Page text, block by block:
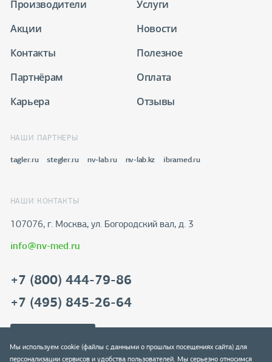
Производители
Услуги
Акции
Новости
Контакты
Полезное
Партнёрам
Оплата
Карьера
Отзывы
НАШИ ПАРТНЕРЫ
tagler.ru stegler.ru nv-lab.ru nv-lab.kz ibramed.ru
НАШИ КОНТАКТЫ
107076, г. Москва, ул. Богородский вал, д. 3
info@nv-med.ru
+7 (800) 444-79-86
+7 (495) 845-26-64
Мы используем cookie (файлы с данными о прошлых посещениях сайта) для
персонализации сервисов и удобства пользователей. Мы серьезно относимся